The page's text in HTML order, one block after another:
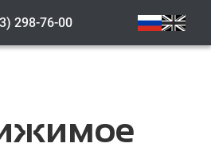
298-76-00